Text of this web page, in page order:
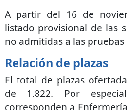
A partir del 16 de
listado provisional de las
no admitidas a las pruebas
Relación de plazas
El total de plazas
de 1.822. Por
corresponden a